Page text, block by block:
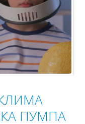
ПУМПА